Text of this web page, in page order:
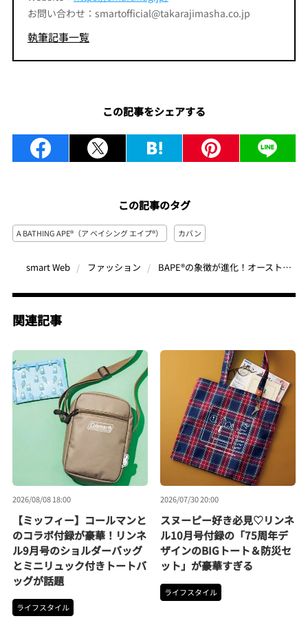
お問い合わせ：smartofficial@takarajimasha.co.jp
執筆記事一覧
この記事をシェアする
この記事のタグ
A BATHING APE®（ア ベイシング エイプ®︎） カバン
smart Web ファッション BAPE®の象徴が進化！オーストリッチ型押しレザーの「ABC CAMO」ボストン＆トートで魅せる、大人の余裕
関連記事
2026/08/08 18:00
【ミッフィー】コールマンと
のコラボ付録が豪華！リンネ
ル9月号のショルダーバッグ
とミニリュック付きトートバ
ッグが話題
ライフスタイル
2026/07/30 20:00
スヌーピー好き必見♡リンネ
ル10月号付録の「75周年デ
ザインのBIGトート＆防災セ
ット」が豪華すぎる
ライフスタイル